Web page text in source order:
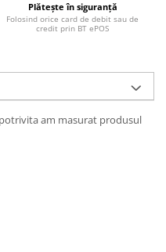
Plătește în siguranță
Folosind orice card de debit sau de
credit prin BT ePOS
am masurat produsul